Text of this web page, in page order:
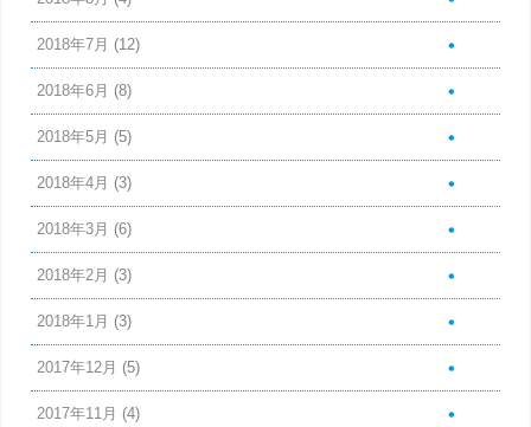
2018年7月 (12)
2018年6月 (8)
2018年5月 (5)
2018年4月 (3)
2018年3月 (6)
2018年2月 (3)
2018年1月 (3)
2017年12月 (5)
2017年11月 (4)